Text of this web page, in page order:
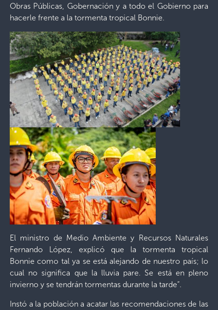
Obras Públicas, Gobernación y a todo el Gobierno para
hacerle frente a la tormenta tropical Bonnie.
El ministro de Medio Ambiente y Recursos Naturales
Fernando López, explicó que la tormenta tropical
Bonnie como tal ya se está alejando de nuestro país; lo
cual no significa que la lluvia pare. Se está en pleno
invierno y se tendrán tormentas durante la tarde”.
Instó a la población a acatar las recomendaciones de las